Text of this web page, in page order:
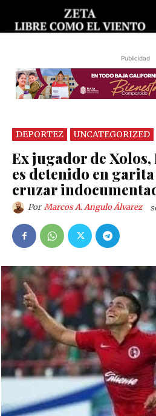
Publicidad
DEPORTEZ UNCATEGORIZED
Ex jugador de
es detenido en
cruzar
Por Marcos A. Angulo Álvarez